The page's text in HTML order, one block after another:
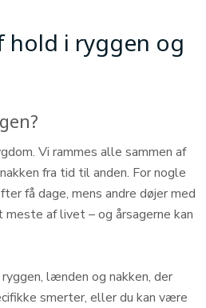
hold i ryggen og
Vi rammes alle sammen af
fra tid til anden. For nogle
få dage, mens andre døjer med
af livet – og årsagerne kan
lænden og nakken, der
smerter, eller du kan være